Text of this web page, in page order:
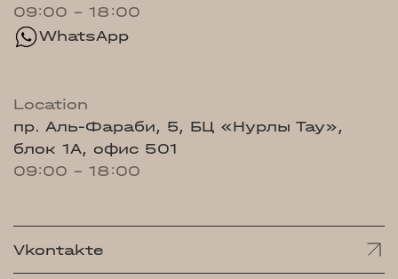
09:00 - 18:00
WhatsApp
Location
пр. Аль-Фараби, 5, БЦ «Нурлы Тау»,
блок 1А, офис 501
09:00 - 18:00
Vkontakte